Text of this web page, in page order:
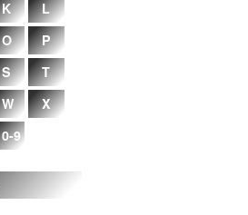
K
L
O
P
S
T
W
X
0-9